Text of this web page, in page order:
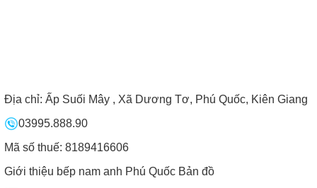
Địa chỉ: Ấp Suối Mây , Xã Dương Tơ, Phú Quốc, Kiên Giang
03995.888.90
Mã số thuế: 8189416606
Giới thiệu bếp nam anh Phú Quốc Bản đồ